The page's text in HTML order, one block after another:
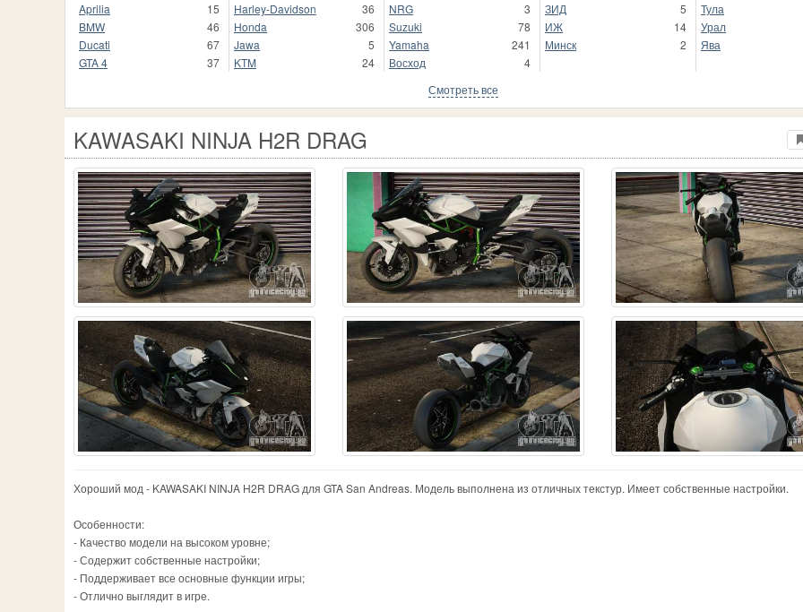
Aprilia
15
BMW
46
Ducati
67
GTA 4
37
Harley-Davidson
36
Honda
306
Jawa
5
KTM
24
NRG
3
Suzuki
78
Yamaha
241
Восход
4
ЗИД
5
ИЖ
14
Минск
2
Тула
Урал
Ява
Смотреть все
KAWASAKI NINJA H2R DRAG
Хороший мод - KAWASAKI NINJA H2R DRAG для GTA San Andreas. Модель выполнена из отличных текстур. Имеет собственные настройки.
Особенности:
- Качество модели на высоком уровне;
- Содержит собственные настройки;
- Поддерживает все основные функции игры;
- Отлично выглядит в игре.